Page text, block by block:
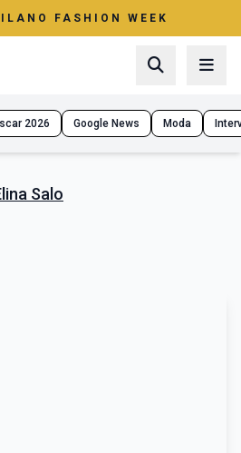
FASHION WEEK
2026 Google News Moda
Salo